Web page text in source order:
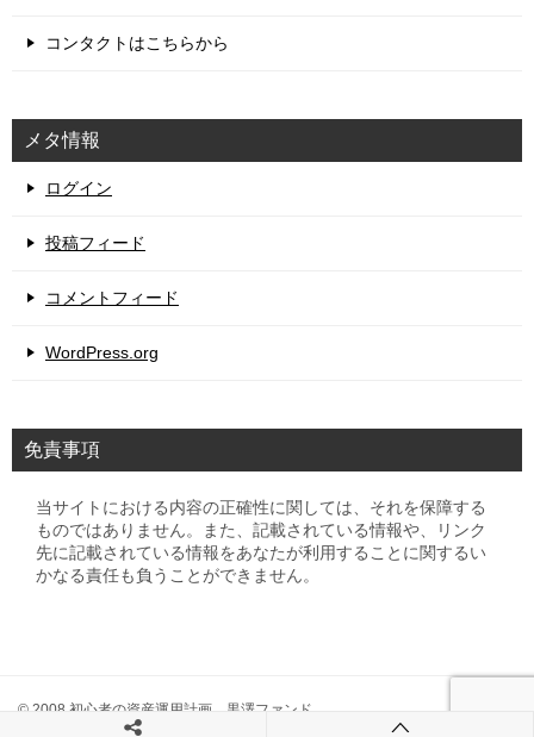
コンタクトはこちらから
メタ情報
ログイン
投稿フィード
コメントフィード
WordPress.org
免責事項
当サイトにおける内容の正確性に関しては、それを保障する
ものではありません。また、記載されている情報や、リンク
先に記載されている情報をあなたが利用することに関するい
かなる責任も負うことができません。
© 2008 初心者の資産運用計画 黒澤ファンド